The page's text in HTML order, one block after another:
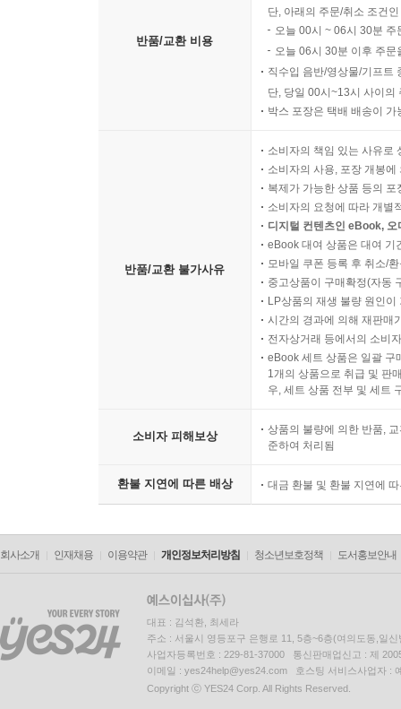
반품/교환 비용
단, 아래의 주문/취소 조건
오늘 00시 ~ 06시 30분
오늘 06시 30분 이후 주
직수입 음반/영상물/기프트
단, 당일 00시~13시 사이의
박스 포장은 택배 배송이
반품/교환 불가사유
소비자의 책임 있는 사유로
소비자의 사용, 포장 개봉
복제가 가능한 상품 등의
소비자의 요청에 따라 개별
디지털 컨텐츠인 eBook,
eBook 대여 상품은 대여 기
모바일 쿠폰 등록 후 취소/
중고상품이 구매확정(자동
LP상품의 재생 불량 원인
시간의 경과에 의해 재판매
전자상거래 등에서의 소비
eBook 세트 상품은 일괄 구
1개의 상품으로 취급 및 판
우, 세트 상품 전부 및 세트
소비자 피해보상
상품의 불량에 의한 반품,
준하여 처리됨
환불 지연에 따른 배상 대금 환불 및 환불 지연에
회사소개 인재채용 이용약관 개인정보처리방침 청소년보호정책 도서홍보안내
대표 : 김석환, 최세라
주소 : 서울시 영등포구 은행로 11, 5층~6층(여의도동,일신
사업자등록번호 : 229-81-37000 통신판매업신고 : 제
이메일 : yes24help@yes24.com 호스팅 서비스사업자 :
Copyright ⓒ YES24 Corp. All Rights Reserved.